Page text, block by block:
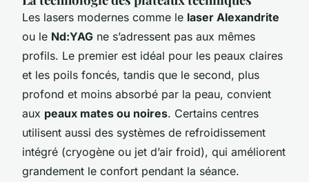
Les lasers modernes comme le laser Alexandrite
ou le Nd:YAG ne s’adressent pas aux mêmes
profils. Le premier est idéal pour les peaux claires
et les poils foncés, tandis que le second, plus
profond et moins absorbé par la peau, convient
aux peaux mates ou noires. Certains centres
utilisent aussi des systèmes de refroidissement
intégré (cryogène ou jet d’air froid), qui améliorent
grandement le confort pendant la séance.